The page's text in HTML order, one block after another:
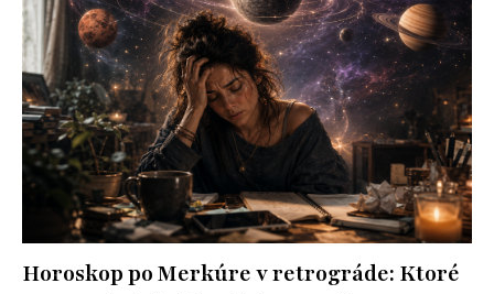
Horoskop po Merkúre v retrográde: Ktoré